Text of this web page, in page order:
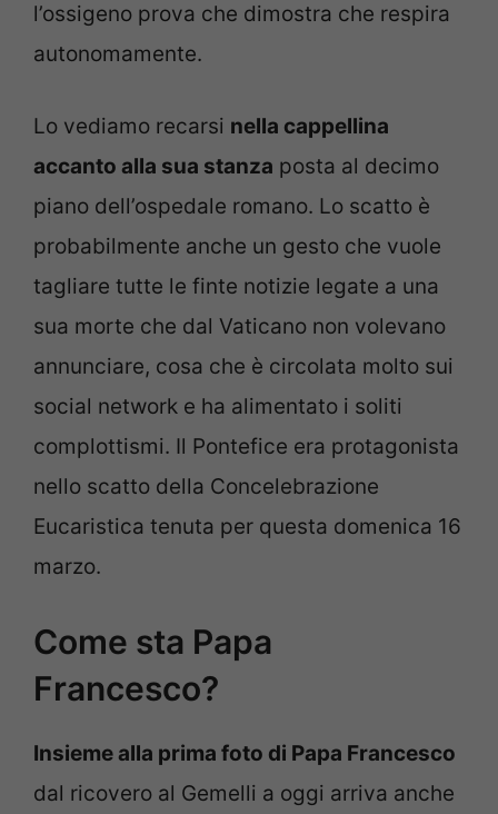
l’ossigeno prova che dimostra che respira
autonomamente.
Lo vediamo recarsi nella cappellina
accanto alla sua stanza posta al decimo
piano dell’ospedale romano. Lo scatto è
probabilmente anche un gesto che vuole
tagliare tutte le finte notizie legate a una
sua morte che dal Vaticano non volevano
annunciare, cosa che è circolata molto sui
social network e ha alimentato i soliti
complottismi. Il Pontefice era protagonista
nello scatto della Concelebrazione
Eucaristica tenuta per questa domenica 16
marzo.
Come sta Papa
Francesco?
Insieme alla prima foto di Papa Francesco
dal ricovero al Gemelli a oggi arriva anche